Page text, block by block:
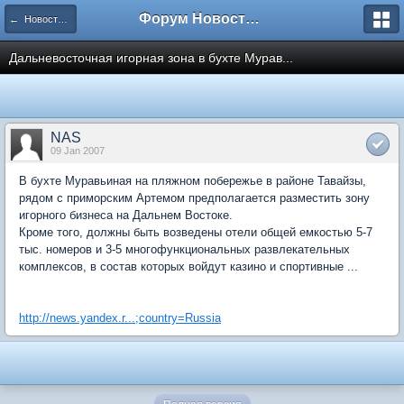
← Новости рынка недвижимости Форум Новостройки
Дальневосточная игорная зона в бухте Мурав...
NAS
09 Jan 2007
В бухте Муравьиная на пляжном побережье в районе Тавайзы,
рядом с приморским Артемом предполагается разместить зону
игорного бизнеса на Дальнем Востоке.
Кроме того, должны быть возведены отели общей емкостью 5-7
тыс. номеров и 3-5 многофункциональных развлекательных
комплексов, в состав которых войдут казино и спортивные ...
http://news.yandex.r...;country=Russia